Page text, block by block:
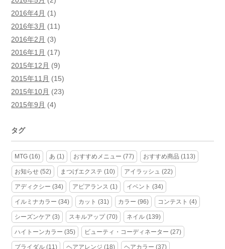
2016年4月 (1)
2016年3月 (11)
2016年2月 (3)
2016年1月 (17)
2015年12月 (9)
2015年11月 (15)
2015年10月 (23)
2015年9月 (4)
タグ
MTG (16) あ (1) おすすめメニュー (77) おすすめ商品 (113)
お知らせ (52) まつげエクステ (10) アイラッシュ (22)
アディクシー (34) アピアランス (1) イベント (34)
イルミナカラー (34) カット (31) カラー (96) コンテスト (4)
シーズンケア (3) スキルアップ(70) ネイル (139)
ハイトーンカラー (35) ビューティ・コーディネーター (27)
ブライダル (11) ヘアアレンジ (18) ヘアカラー (37)